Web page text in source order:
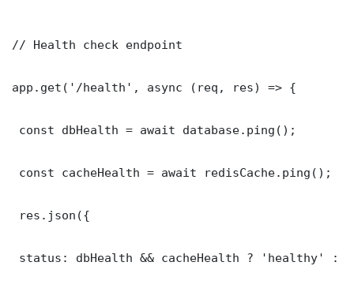
// Health check endpoint
app.get('/health', async (req, res) => {
const dbHealth = await database.ping();
const cacheHealth = await redisCache.ping();
res.json({
status: dbHealth && cacheHealth ? 'healthy' :